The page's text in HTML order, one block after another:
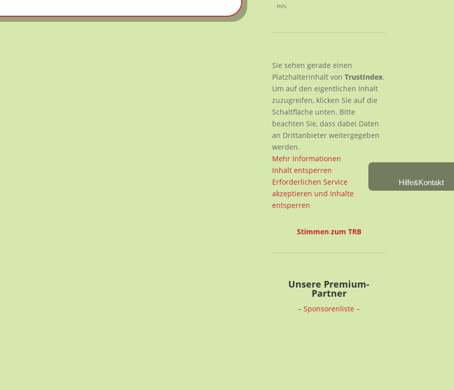
m/s
Sie sehen gerade einen
Platzhalterinhalt vonTrustIndex.
Um auf den eigentlichen Inhalt
zuzugreifen, klicken Sie auf die
Schaltfläche unten. Bitte
beachten Sie, dass dabei Daten
an Drittanbieter weitergegeben
werden.
Mehr Informationen
Inhalt entsperren
Erforderlichen Service
akzeptieren und Inhalte
entsperren
Stimmen zum TRB
Unsere Premium-
Partner
– Sponsorenliste –
Hilfe&Kontakt